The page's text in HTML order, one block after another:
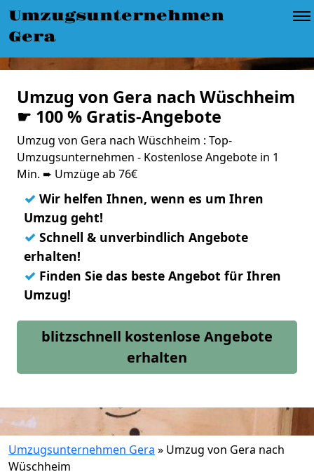
Umzugsunternehmen
Gera
Umzug von Gera nach Wüschheim
☛ 100 % Gratis-Angebote
Umzug von Gera nach Wüschheim : Top-
Umzugsunternehmen - Kostenlose Angebote in 1
Min. ➨ Umzüge ab 76€
✓ Wir helfen Ihnen, wenn es um Ihren
Umzug geht!
✓ Schnell & unverbindlich Angebote
erhalten!
✓ Finden Sie das beste Angebot für Ihren
Umzug!
blitzschnell kostenlose Angebote
erhalten
Umzugsunternehmen Gera » Umzug von Gera nach
Wüschheim